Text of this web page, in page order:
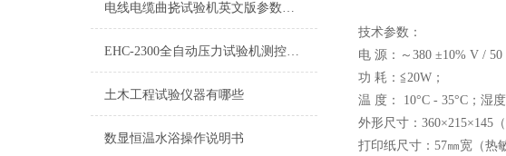
电线电缆曲挠试验机英文版参数介绍
EHC-2300全自动压力试验机测控系统加载平稳使用操作便捷
土木工程试验仪器有哪些
数显恒温水浴操作说明书
技术参数：
电 源：～380 ±10% V / 50
功 耗：≦20W；
温 度： 10°C - 35°C；湿
外形尺寸：360×215×145
打印纸尺寸：57㎜宽（热